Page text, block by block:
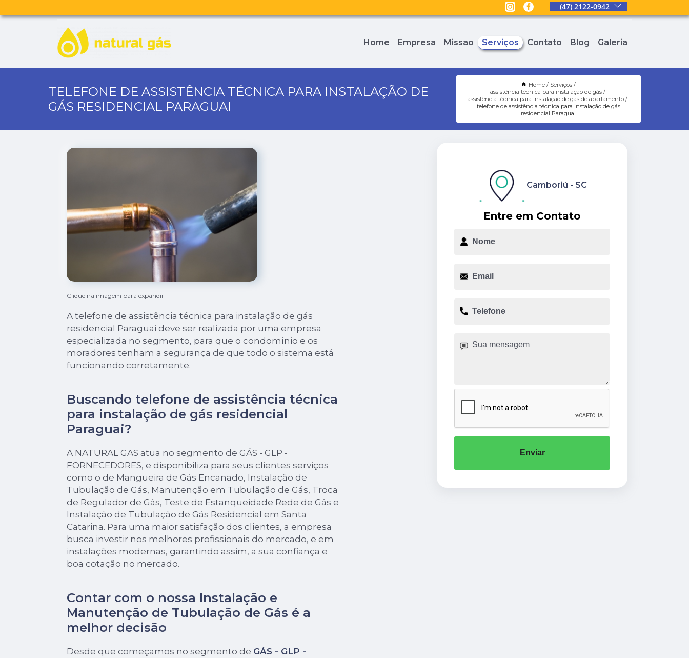
(47) 2122-0942
Home Empresa Missão Serviços Contato Blog Galeria
TELEFONE DE ASSISTÊNCIA TÉCNICA PARA INSTALAÇÃO DE
GÁS RESIDENCIAL PARAGUAI
Home
Serviços
assistência técnica para instalação de gás
assistência técnica para instalação de gás de apartamento
telefone de assistência técnica para instalação de gás
residencial Paraguai
Clique na imagem para expandir
A telefone de assistência técnica para instalação de gás
residencial Paraguai deve ser realizada por uma empresa
especializada no segmento, para que o condomínio e os
moradores tenham a segurança de que todo o sistema está
funcionando corretamente.
Buscando telefone de assistência técnica
para instalação de gás residencial
Paraguai?
A NATURAL GAS atua no segmento de GÁS - GLP -
FORNECEDORES, e disponibiliza para seus clientes serviços
como o de Mangueira de Gás Encanado, Instalação de
Tubulação de Gás, Manutenção em Tubulação de Gás, Troca
de Regulador de Gás, Teste de Estanqueidade Rede de Gás e
Instalação de Tubulação de Gás Residencial em Santa
Catarina. Para uma maior satisfação dos clientes, a empresa
busca investir nos melhores profissionais do mercado, e em
instalações modernas, garantindo assim, a sua confiança e
boa cotação no mercado.
Contar com o nossa Instalação e
Manutenção de Tubulação de Gás é a
melhor decisão
Desde que começamos no segmento de GÁS - GLP -
Entre em Contato
Camboriú - SC
Enviar